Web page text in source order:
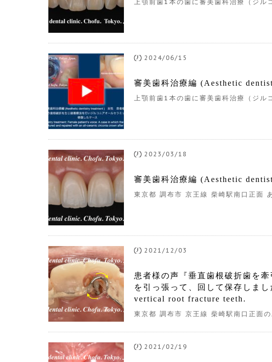
上顎前歯1本の歯に審美歯科治療（ジル
2024/06/15
審美歯科治療編 (Aesthetic
上顎前歯1本の歯に審美歯科治療（ジル
2023/03/18
審美歯科治療編 (Aesthetic
東京都 調布市 京王線 柴崎駅南口正面
2021/12/03
患者様の声『垂直歯根破折歯を
を引っ張って、回して保存し
vertical root fracture teeth.
東京都 調布市 京王線 柴崎駅南口正
2021/02/19